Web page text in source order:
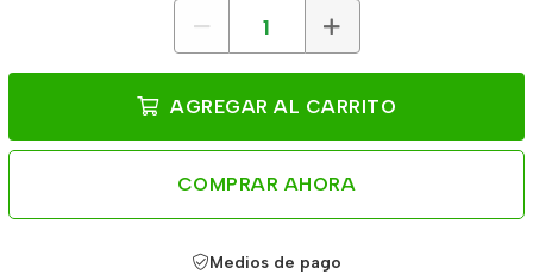
AGREGAR AL CARRITO
COMPRAR AHORA
Medios de pago